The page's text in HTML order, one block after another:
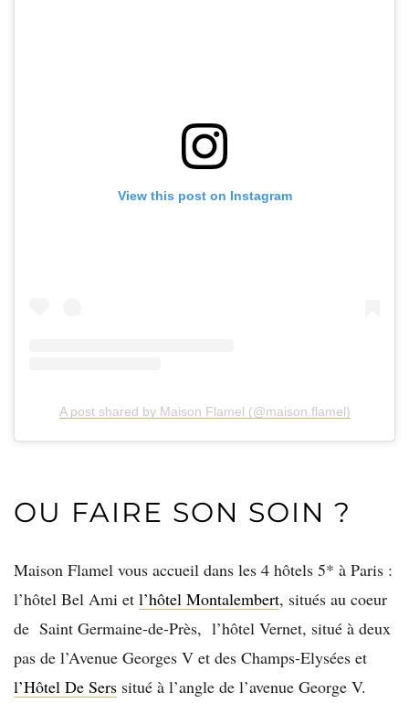
View this post on Instagram
A post shared by Maison Flamel (@maison.flamel)
OU FAIRE SON SOIN ?
Maison Flamel vous accueil dans les 4 hôtels 5* à Paris :
l’hôtel Bel Ami et l’hôtel Montalembert, situés au coeur
de Saint Germaine-de-Près, l’hôtel Vernet, situé à deux
pas de l’Avenue Georges V et des Champs-Elysées et
l’Hôtel De Sers situé à l’angle de l’avenue George V.